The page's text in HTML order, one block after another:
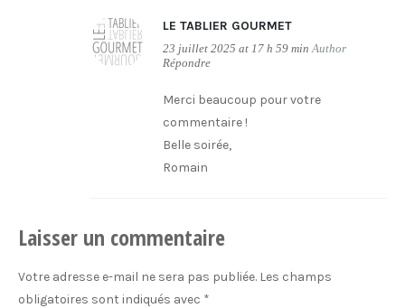
LE TABLIER GOURMET
23 juillet 2025 at 17 h 59 min Author
Répondre
Merci beaucoup pour votre
commentaire !
Belle soirée,
Romain
Laisser un commentaire
Votre adresse e-mail ne sera pas publiée. Les champs
obligatoires sont indiqués avec *